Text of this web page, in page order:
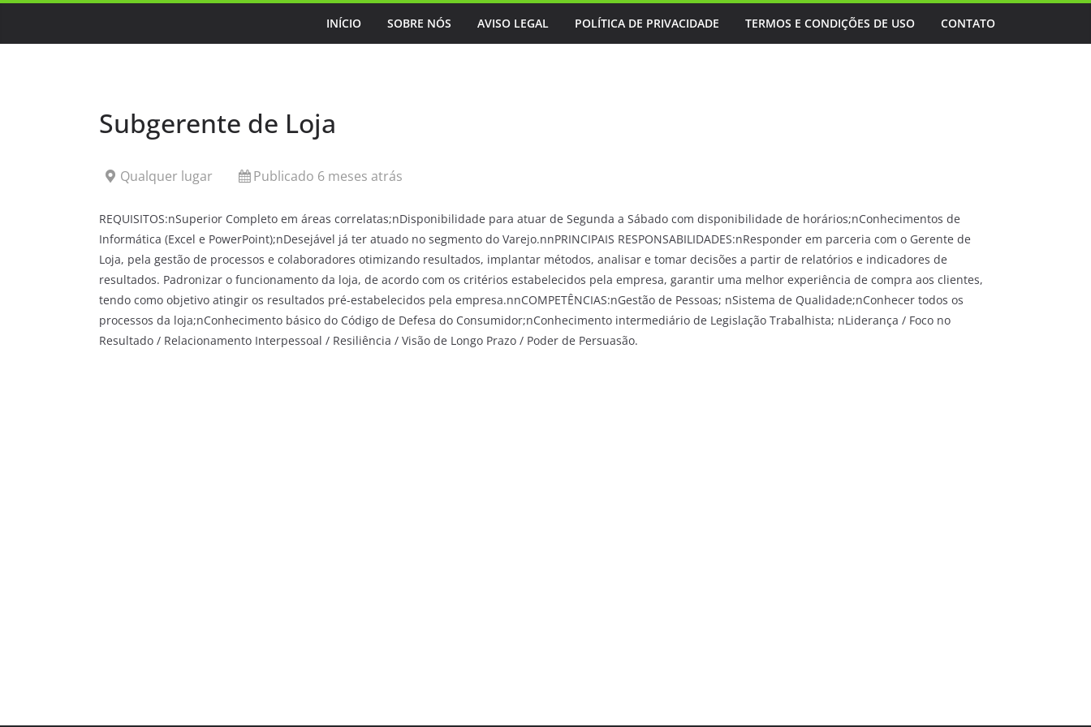
INÍCIO SOBRE NÓS AVISO LEGAL POLÍTICA DE PRIVACIDADE TERMOS E CONDIÇÕES DE USO CONTATO
Subgerente de Loja
Qualquer lugar Publicado 6 meses atrás
REQUISITOS:nSuperior Completo em áreas correlatas;nDisponibilidade para atuar de Segunda a Sábado com disponibilidade de horários;nConhecimentos de
Informática (Excel e PowerPoint);nDesejável já ter atuado no segmento do Varejo.nnPRINCIPAIS RESPONSABILIDADES:nResponder em parceria com o Gerente de
Loja, pela gestão de processos e colaboradores otimizando resultados, implantar métodos, analisar e tomar decisões a partir de relatórios e indicadores de
resultados. Padronizar o funcionamento da loja, de acordo com os critérios estabelecidos pela empresa, garantir uma melhor experiência de compra aos clientes,
tendo como objetivo atingir os resultados pré-estabelecidos pela empresa.nnCOMPETÊNCIAS:nGestão de Pessoas; nSistema de Qualidade;nConhecer todos os
processos da loja;nConhecimento básico do Código de Defesa do Consumidor;nConhecimento intermediário de Legislação Trabalhista; nLiderança / Foco no
Resultado / Relacionamento Interpessoal / Resiliência / Visão de Longo Prazo / Poder de Persuasão.